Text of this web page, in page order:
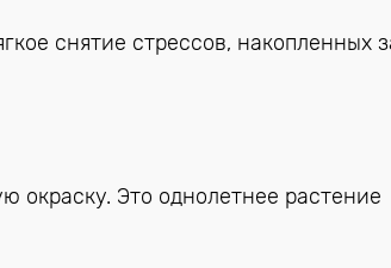
снятие стрессов, накопленных
окраску. Это однолетнее растение